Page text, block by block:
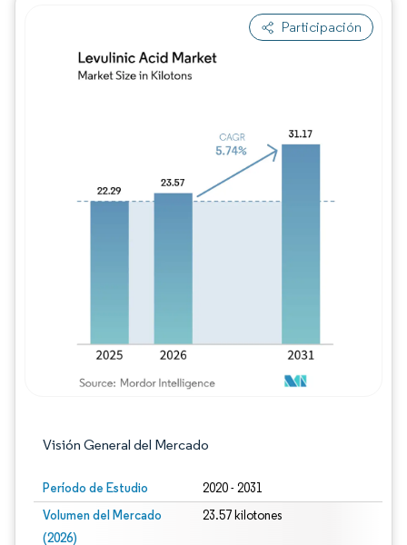
Participación
Visión General del Mercado
Período de Estudio 2020 - 2031
Volumen del Mercado
(2026)
23.57 kilotones